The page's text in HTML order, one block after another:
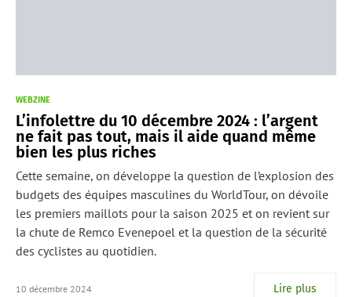
WEBZINE
L’infolettre du 10 décembre 2024 : l’argent
ne fait pas tout, mais il aide quand même
bien les plus riches
Cette semaine, on développe la question de l’explosion des
budgets des équipes masculines du WorldTour, on dévoile
les premiers maillots pour la saison 2025 et on revient sur
la chute de Remco Evenepoel et la question de la sécurité
des cyclistes au quotidien.
10 décembre 2024 Lire plus